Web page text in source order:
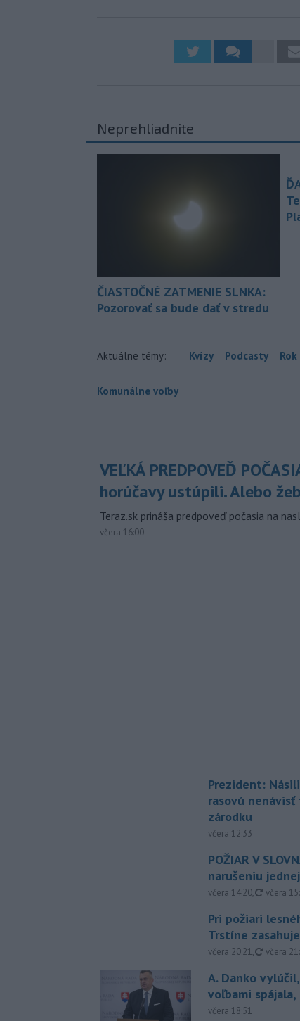
Neprehliadnite
ČIASTOČNÉ ZATMENIE SLNKA:
Pozorovať sa bude dať v stredu
Aktuálne témy: Kvízy Podcasty
Komunálne voľby
VEĽKÁ PREDPOVEĎ
horúčavy ustúpili. Alebo
Teraz.sk prináša predpoveď počasia na
včera 16:00
Prezident:
rasovú
zárodku
včera 12:33
POŽIAR V
narušeniu
včera 14:20, včera
Pri požiari
Trstíne
včera 20:21, včera
A. Danko
voľbami
včera 18:51